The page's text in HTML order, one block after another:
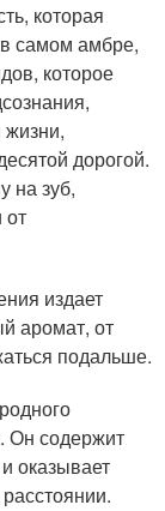
которая
самом амбре,
которое
жизни,
дорогой.
на зуб,
от
издает
аромат, от
подальше.
Он содержит
оказывает